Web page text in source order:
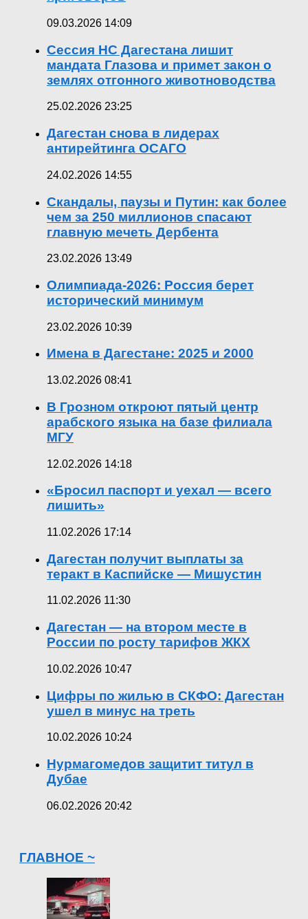
09.03.2026 14:09
Сессия НС Дагестана лишит
мандата Глазова и примет закон о
землях отгонного животноводства
25.02.2026 23:25
Дагестан снова в лидерах
антирейтинга ОСАГО
24.02.2026 14:55
Скандалы, паузы и Путин: как более
чем за 250 миллионов спасают
главную мечеть Дербента
23.02.2026 13:49
Олимпиада-2026: Россия берет
исторический минимум
23.02.2026 10:39
Имена в Дагестане: 2025 и 2000
13.02.2026 08:41
В Грозном откроют пятый центр
арабского языка на базе филиала
МГУ
12.02.2026 14:18
«Бросил паспорт и уехал — всего
лишить»
11.02.2026 17:14
Дагестан получит выплаты за
теракт в Каспийске — Мишустин
11.02.2026 11:30
Дагестан — на втором месте в
России по росту тарифов ЖКХ
10.02.2026 10:47
Цифры по жилью в СКФО: Дагестан
ушел в минус на треть
10.02.2026 10:24
Нурмагомедов защитит титул в
Дубае
06.02.2026 20:42
ГЛАВНОЕ ~